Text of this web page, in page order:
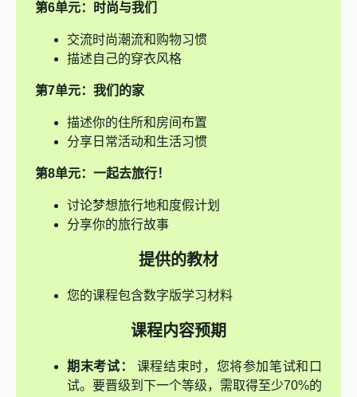
第6单元：时尚与我们
交流时尚潮流和购物习惯
描述自己的穿衣风格
第7单元：我们的家
描述你的住所和房间布置
分享日常活动和生活习惯
第8单元：一起去旅行！
讨论梦想旅行地和度假计划
分享你的旅行故事
提供的教材
您的课程包含数字版学习材料
课程内容预期
期末考试：
课程结束时，您将参加笔试和口
试。要晋级到下一个等级，需取得至少70%的